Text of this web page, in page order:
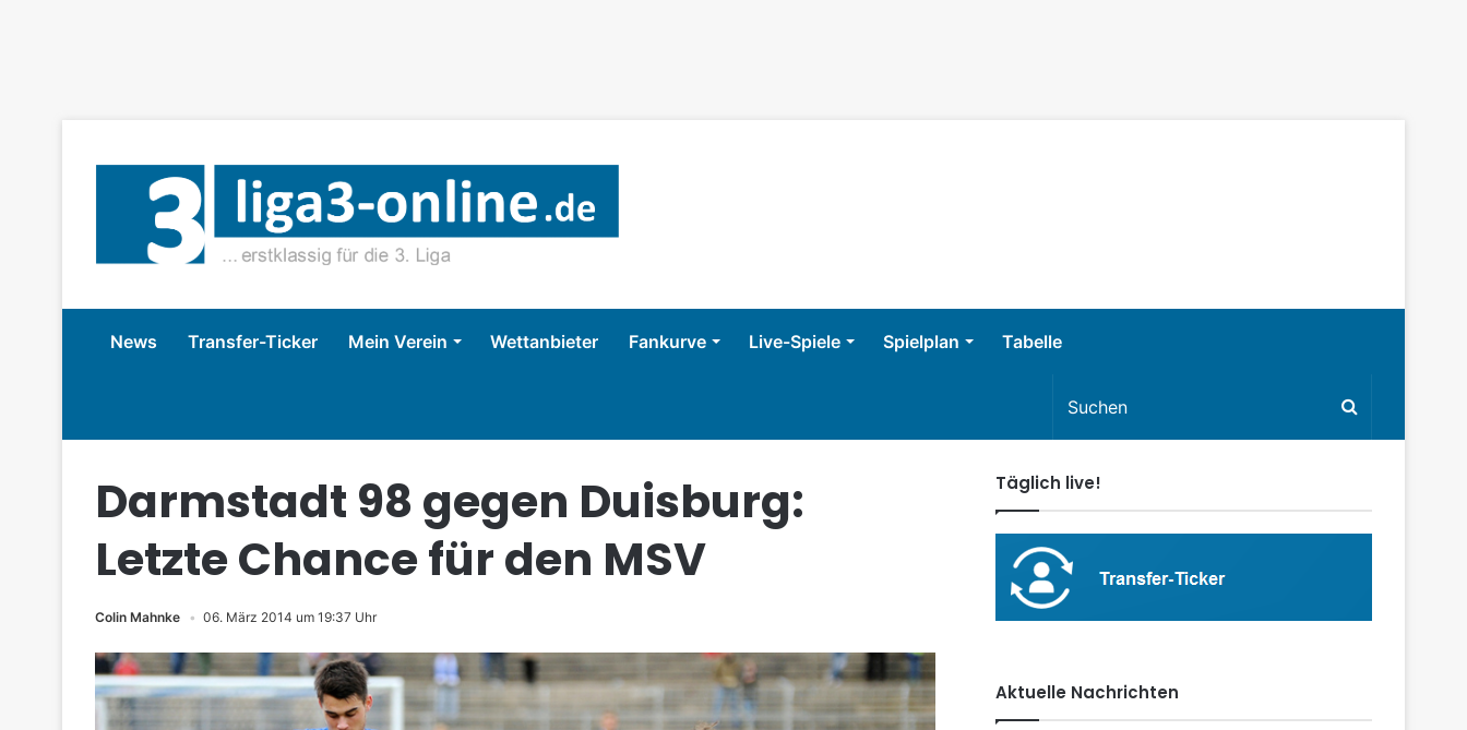
News Transfer-Ticker Mein Verein Wettanbieter Fankurve Live-Spiele Spielplan Tabelle
Darmstadt 98 gegen Duisburg:
Letzte Chance für den MSV
Colin Mahnke 06. März 2014 um 19:37 Uhr
Täglich live!
Aktuelle Nachrichten